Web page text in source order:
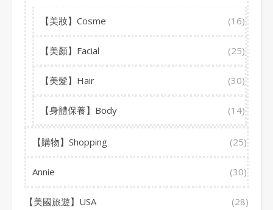
【美妝】Cosme (16)
【美顏】Facial (25)
【美髮】Hair (30)
【身體保養】Body (14)
【購物】Shopping (25)
Annie (30)
【美國旅遊】USA (28)